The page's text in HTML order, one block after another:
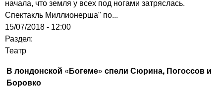
начала, что земля у всех под ногами затряслась.
Спектакль Миллионерша" по...
15/07/2018 - 12:00
Раздел:
Театр
В лондонской «Богеме» спели Сюрина, Погоссов и
Боровко